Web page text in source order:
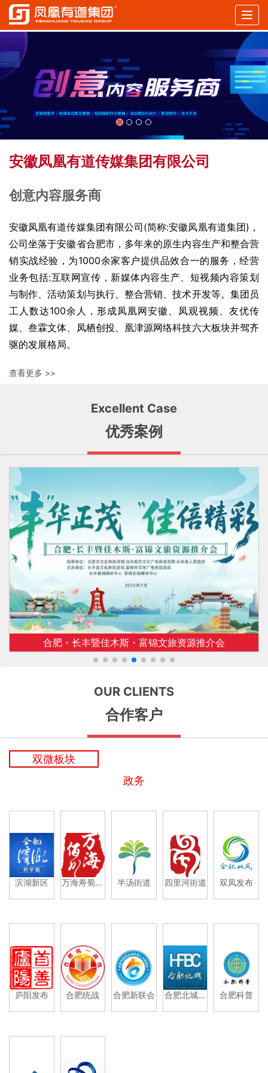
安徽凤凰有道传媒集团有限公司
创意内容服务商
安徽凤凰有道传媒集团有限公司(简称:安徽凤凰有道集团)，
公司坐落于安徽省合肥市，多年来的原生内容生产和整合营
销实战经验，为1000余家客户提供品效合一的服务，经营
业务包括:互联网宣传，新媒体内容生产、短视频内容策划
与制作、活动策划与执行、整合营销、技术开发等。集团员
工人数达100余人，形成凤凰网安徽、凤观视频、友优传
媒、叁霖文体、凤栖创投、凰津源网络科技六大板块并驾齐
驱的发展格局。
查看更多 >>
Excellent Case
优秀案例
合肥・长丰暨佳木斯・富锦文旅资源推介会
OUR CLIENTS
合作客户
双微板块
政务
滨湖新区
万海寿蜀产
半汤街道 四里河街道 双凤发布
庐阳发布 合肥统战 合肥新联会
合肥北城发
合肥科普